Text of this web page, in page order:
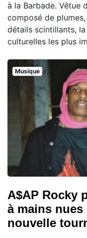
à la Barbade. Vêtue
composé de
détails scintillants,
culturelles les plus
Musique
A$AP Rocky
à mains
nouvelle